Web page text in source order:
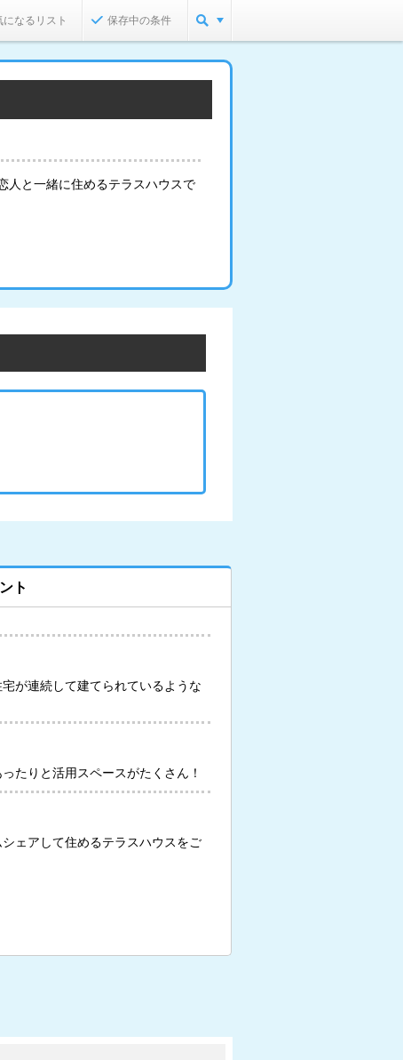
になるリスト 保存中の条件
人と一緒に住めるテラスハウスで
ト
が連続して建てられているような
たりと活用スペースがたくさん！
ェアして住めるテラスハウスをご